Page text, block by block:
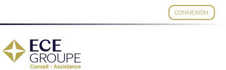
CONNEXION
Aller